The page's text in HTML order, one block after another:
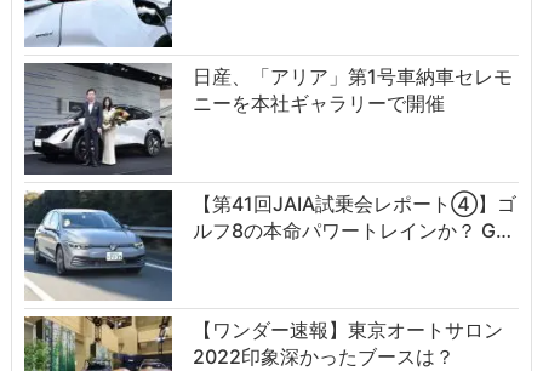
日産、「アリア」第1号車納車セレモ
ニーを本社ギャラリーで開催
【第41回JAIA試乗会レポート④】ゴ
ルフ8の本命パワートレインか？ G…
【ワンダー速報】東京オートサロン
2022印象深かったブースは？